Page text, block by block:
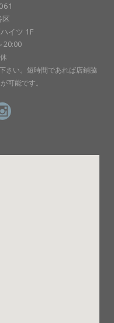
区
イツ 1F
20:00
さい。短時間であれば店鋪脇
可能です。